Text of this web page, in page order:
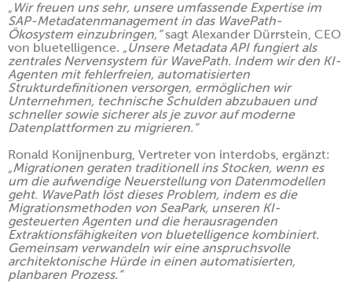
„Wir freuen uns sehr, unsere umfassende Expertise im
SAP-Metadatenmanagement in das WavePath-
Ökosystem einzubringen,“sagt Alexander Dürrstein, CEO
von bluetelligence. „Unsere Metadata API fungiert als
zentrales Nervensystem für WavePath. Indem wir den KI-
Agenten mit fehlerfreien, automatisierten
Strukturdefinitionen versorgen, ermöglichen wir
Unternehmen, technische Schulden abzubauen und
schneller sowie sicherer als je zuvor auf moderne
Datenplattformen zu migrieren.“
Ronald Konijnenburg, Vertreter von interdobs, ergänzt:
„Migrationen geraten traditionell ins Stocken, wenn es
um die aufwendige Neuerstellung von Datenmodellen
geht. WavePath löst dieses Problem, indem es die
Migrationsmethoden von SeaPark, unseren KI-
gesteuerten Agenten und die herausragenden
Extraktionsfähigkeiten von bluetelligence kombiniert.
Gemeinsam verwandeln wir eine anspruchsvolle
architektonische Hürde in einen automatisierten,
planbaren Prozess.“